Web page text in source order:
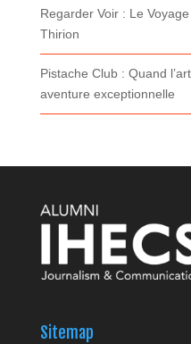
Regarder Voir : Le
Thirion
Pistache Club : Quand
aventure exceptionnelle
Sitemap